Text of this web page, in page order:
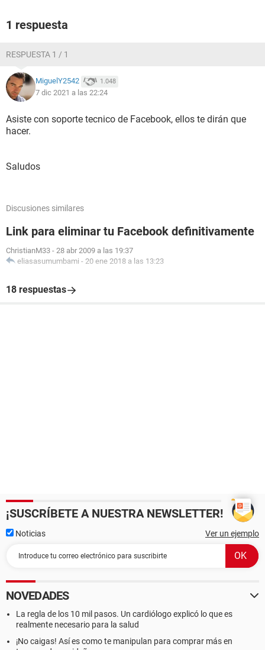
1 respuesta
RESPUESTA 1 / 1
MiguelY2542 1.048
7 dic 2021 a las 22:24
Asiste con soporte tecnico de Facebook, ellos te dirán que
hacer.
Saludos
Discusiones similares
Link para eliminar tu Facebook definitivamente
ChristianM33 - 28 abr 2009 a las 19:37
eliasasumumbami - 20 ene 2018 a las 13:23
18 respuestas
¡SUSCRÍBETE A NUESTRA NEWSLETTER!
Noticias Ver un ejemplo
NOVEDADES
La regla de los 10 mil pasos. Un cardiólogo explicó lo que es
realmente necesario para la salud
¡No caigas! Así es como te manipulan para comprar más en